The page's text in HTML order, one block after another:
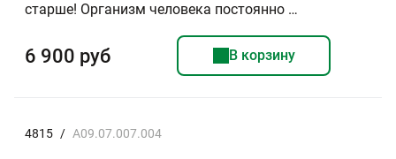
старше! Организм человека постоянно …
6 900 руб В корзину
4815 / A09.07.007.004